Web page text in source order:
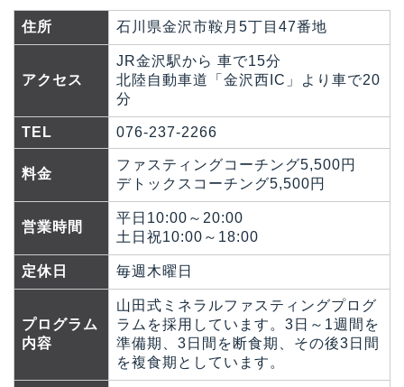
住所 石川県金沢市鞍月5丁目47番地
アクセス
JR金沢駅から 車で15分
北陸自動車道「金沢西IC」より車で20
分
TEL 076-237-2266
料金
ファスティングコーチング5,500円
デトックスコーチング5,500円
営業時間
平日10:00～20:00
土日祝10:00～18:00
定休日 毎週木曜日
プログラム
内容
山田式ミネラルファスティングプログ
ラムを採用しています。3日～1週間を
準備期、3日間を断食期、その後3日間
を複食期としています。